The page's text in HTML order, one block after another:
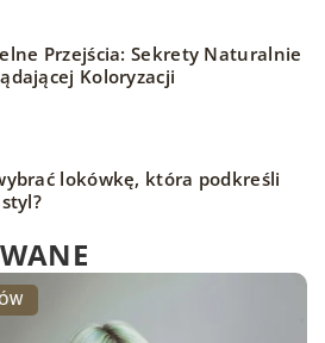
Przejścia: Sekrety Naturalnie
Koloryzacji
lokówkę, która podkreśli